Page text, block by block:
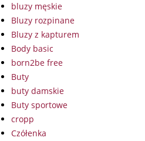
bluzy męskie
Bluzy rozpinane
Bluzy z kapturem
Body basic
born2be free
Buty
buty damskie
Buty sportowe
cropp
Czółenka